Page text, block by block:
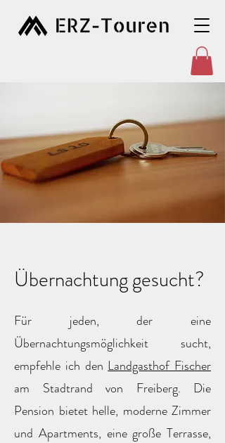
Übernachtung gesucht?
Für jeden, der eine
Übernachtungsmöglichkeit sucht,
empfehle ich den Landgasthof Fischer
am Stadtrand von Freiberg. Die
Pension bietet helle, moderne Zimmer
und Apartments, eine große Terrasse,